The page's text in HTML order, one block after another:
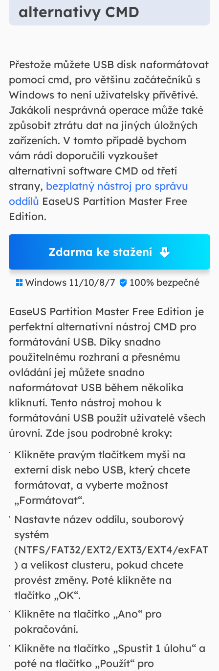
alternativy CMD
Přestože můžete USB disk naformátovat
pomocí cmd, pro většinu začátečníků s
Windows to není uživatelsky přívětivé.
Jakákoli nesprávná operace může také
způsobit ztrátu dat na jiných úložných
zařízeních. V tomto případě bychom
vám rádi doporučili vyzkoušet
alternativní software CMD od třetí
strany, bezplatný nástroj pro správu
oddílů EaseUS Partition Master Free
Edition.
Zdarma ke stažení
 Windows 11/10/8/7  100% bezpečné
EaseUS Partition Master Free Edition je
perfektní alternativní nástroj CMD pro
formátování USB. Díky snadno
použitelnému rozhraní a přesnému
ovládání jej můžete snadno
naformátovat USB během několika
kliknutí. Tento nástroj mohou k
formátování USB použít uživatelé všech
úrovní. Zde jsou podrobné kroky:
Klikněte pravým tlačítkem myši na
externí disk nebo USB, který chcete
formátovat, a vyberte možnost
„Formátovat“.
Nastavte název oddílu, souborový
systém
(NTFS/FAT32/EXT2/EXT3/EXT4/exFAT
) a velikost clusteru, pokud chcete
provést změny. Poté klikněte na
tlačítko „OK“.
Klikněte na tlačítko „Ano“ pro
pokračování.
Klikněte na tlačítko „Spustit 1 úlohu“ a
poté na tlačítko „Použít“ pro